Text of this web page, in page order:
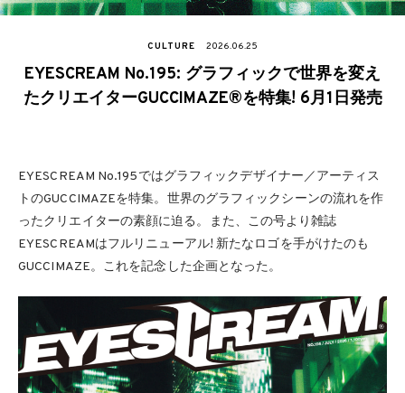
CULTURE 2026.06.25
EYESCREAM No.195: グラフィックで世界を変え
たクリエイターGUCCIMAZE®を特集! 6月1日発売
EYESCREAM No.195ではグラフィックデザイナー／アーティス
トのGUCCIMAZEを特集。世界のグラフィックシーンの流れを作
ったクリエイターの素顔に迫る。また、この号より雑誌
EYESCREAMはフルリニューアル! 新たなロゴを手がけたのも
GUCCIMAZE。これを記念した企画となった。